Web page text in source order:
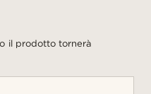
il prodotto tornerà